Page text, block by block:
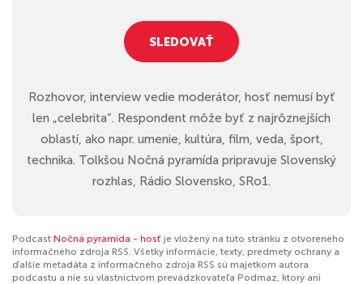
SLEDOVAŤ
Rozhovor, interview vedie moderátor, hosť nemusí byť
len „celebrita“. Respondent môže byť z najrôznejších
oblastí, ako napr. umenie, kultúra, film, veda, šport,
technika. Tolkšou Nočná pyramída pripravuje Slovenský
rozhlas, Rádio Slovensko, SRo1.
Podcast Nočná pyramída - hosť je vložený na túto stránku z otvoreného
informačného zdroja RSS. Všetky informácie, texty, predmety ochrany a
ďalšie metadáta z informačného zdroja RSS sú majetkom autora
podcastu a nie sú vlastníctvom prevádzkovateľa Podmaz, ktorý ani